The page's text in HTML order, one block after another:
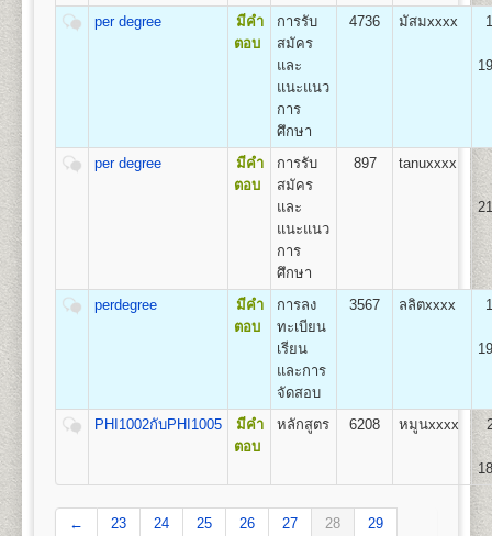
1.สาขาวิชานาฏกรรมไทย
เปิดสอนระดับปริญญาตรีหลักสูตร 6 ปี จำนวน 238
หน่วยกิต
1.หลักสูตร 6 ปี สำหรับผู้ที่จบมัธยมศึกษาปีที่ 6 โดยเริ่ม
เรียนเป็น Pre-Optometry ในช่วง 2 ปีแรก และเรียน
2.หลักสูตร 4 ปี สำหรับผู้ที่จบการศึกษาระดับปริญญาตรี
ชื่อปริญญาทัศนมาตรศาสตรบัณฑิต (ทศ.บ.) Doctor of
คือ สาขาวิชาทัศนมาตรศาสตร์
คณะสาธารณสุขศาสตร์
เปิดสอนระดับปริญญาตรี
หลักสูตร 4 ปี จำนวน
เปิดสอน 1
หลักสูตร
7 350 800 100 500 100
100
10 500 800 100 500 100
100
100
13 650 800 100 500 100
2,650
100
800 100
100 100
17 850 500 800 100 500 100
900 500 800 100 500
per degree
มีคำ
ตอบ
การรับ
สมัคร
และ
แนะแนว
การ
ศึกษา
4736 มัสมxxxx
per degree
มีคำ
ตอบ
การรับ
สมัคร
และ
แนะแนว
การ
ศึกษา
897 tanuxxxx
perdegree
มีคำ
ตอบ
การลง
ทะเบียน
เรียน
และการ
จัดสอบ
3567 ลลิตxxxx
PHI1002กับPHI1005
มีคำ
ตอบ
หลักสูตร 6208 หมูนxxxx
← 23 24 25 26 27 28
29